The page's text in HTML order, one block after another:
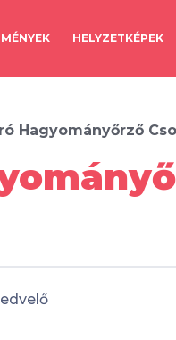
HELYZETKÉPEK
Hagyományőrző